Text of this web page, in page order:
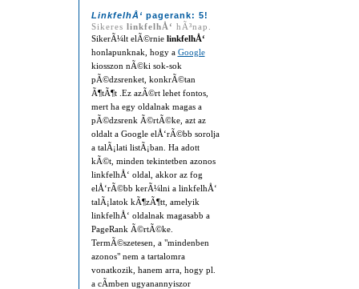
LinkfelhÅ‘ pagerank: 5!
Sikeres linkfelhÅ‘ hÃ³nap.
SikerÃ¼lt elÃ©rnie linkfelhÅ‘
honlapunknak, hogy a Google
kiosszon nÃ©ki sok-sok
pÃ©dzsrenket, konkrÃ©tan
Ã¶tÃ¶t .Ez azÃ©rt lehet fontos,
mert ha egy oldalnak magas a
pÃ©dzsrenk Ã©rtÃ©ke, azt az
oldalt a Google elÅ‘rÃ©bb sorolja
a talÃ¡lati listÃ¡ban. Ha adott
kÃ©t, minden tekintetben azonos
linkfelhÅ‘ oldal, akkor az fog
elÅ‘rÃ©bb kerÃ¼lni a linkfelhÅ‘
talÃ¡latok kÃ¶zÃ¶tt, amelyik
linkfelhÅ‘ oldalnak magasabb a
PageRank Ã©rtÃ©ke.
TermÃ©szetesen, a "mindenben
azonos" nem a tartalomra
vonatkozik, hanem arra, hogy pl.
a cÃ­mben ugyanannyiszor